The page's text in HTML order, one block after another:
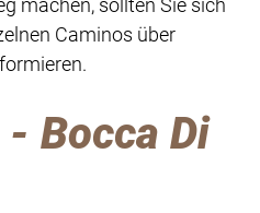
machen, sollten Sie sich
Caminos über
Bocca Di